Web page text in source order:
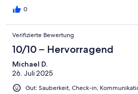
für die Familie. Besonders gut hat uns
durfte.
0
Verifizierte Bewertung
10/10 – Hervorragend
Michael D.
26. Juli 2025
Gut: Sauberkeit, Check-in,